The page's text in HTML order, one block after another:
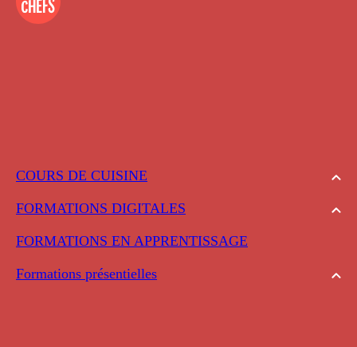
COURS DE CUISINE
FORMATIONS DIGITALES
FORMATIONS EN APPRENTISSAGE
Formations présentielles